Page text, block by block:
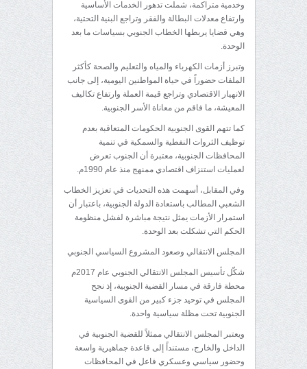
وخدمية متراكمة، شملت تدهور الخدمات الأساسية
وارتفاع معدلات البطالة والفقر وتراجع البنية التحتية،
وهي قضايا يربطها الخطاب الجنوبي بسياسات ما بعد
الوحدة.
وتبرز أزمات الكهرباء والمياه والتعليم والصحة كأكثر
الملفات حضوراً في حياة المواطنين اليومية، إلى جانب
الانهيار الاقتصادي وتراجع قيمة العملة وارتفاع تكاليف
المعيشة، ما فاقم من معاناة الأسر الجنوبية.
كما تتهم القوى الجنوبية الحكومات المتعاقبة بعدم
توظيف الثروات النفطية والسمكية في تنمية
المحافظات الجنوبية، معتبرة أن الجنوب تعرض
لعمليات استنزاف اقتصادي ممنهج منذ عام 1990م.
وفي المقابل، أسهمت هذه التحديات في تعزيز الخطاب
الشعبي المطالب باستعادة الدولة الجنوبية، باعتبار أن
استمرار الأزمات يمثل نتيجة مباشرة لفشل منظومة
الحكم التي تشكلت بعد الوحدة.
المجلس الانتقالي وصعود المشروع السياسي الجنوبي
شكّل تأسيس المجلس الانتقالي الجنوبي عام 2017م
محطة فارقة في مسار القضية الجنوبية، إذ نجح
المجلس في توحيد جزء كبير من القوى السياسية
الجنوبية تحت مظلة سياسية واحدة.
ويعتبر المجلس الانتقالي ممثلاً للقضية الجنوبية في
الداخل والخارج، مستنداً إلى قاعدة جماهيرية واسعة
وحضور سياسي وعسكري فاعل في المحافظات